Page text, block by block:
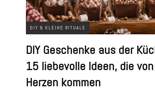
DIY & KLEINE RITUALE
DIY Geschenke aus der
15 liebevolle Ideen, die von
Herzen kommen